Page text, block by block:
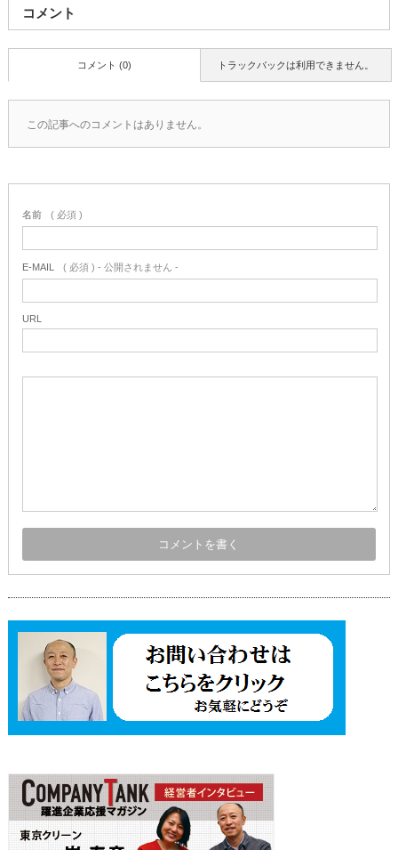
コメント
トラックバックは利用できません。
コメント (0)
この記事へのコメントはありません。
名前 ( 必須 )
E-MAIL ( 必須 ) - 公開されません -
URL